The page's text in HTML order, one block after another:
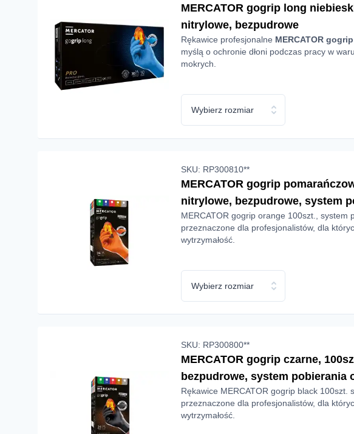
MERCATOR gogrip long
nitrylowe, bezpudrowe
Rękawice profesjonalne MERCATOR
myślą o ochronie dłoni podczas pracy w
mokrych.
Wybierz rozmiar
SKU: RP300810**
MERCATOR gogrip
nitrylowe, bezpudrowe, system
MERCATOR gogrip orange 100szt., system
przeznaczone dla profesjonalistów, dla
wytrzymałość.
Wybierz rozmiar
SKU: RP300800**
MERCATOR gogrip czarne,
bezpudrowe, system pobierania
Rękawice MERCATOR gogrip black 100szt.
przeznaczone dla profesjonalistów, dla
wytrzymałość.